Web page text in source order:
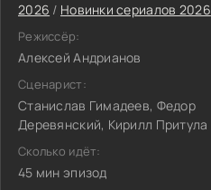
2026 / Новинки сериалов 2026
Режиссёр:
Алексей Андрианов
Сценарист:
Станислав Гимадеев, Федор
Деревянский, Кирилл Притула
Сколько идёт:
45 мин эпизод